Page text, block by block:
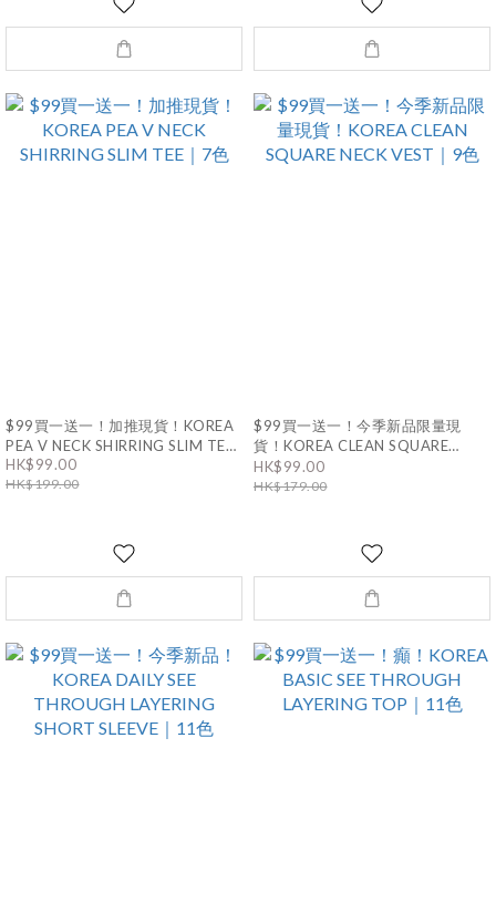
$99買一送一！加推現貨！KOREA
PEA V NECK SHIRRING SLIM TEE
｜7色
HK$99.00
HK$199.00
$99買一送一！今季新品限量現
貨！KOREA CLEAN SQUARE
NECK VEST｜9色
HK$99.00
HK$179.00